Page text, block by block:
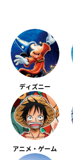
ディズニー
アニメ・ゲーム